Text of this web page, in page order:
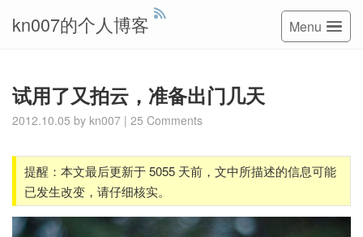
kn007的个人博客 Menu
试用了又拍云，准备出门几天
2012.10.05 by kn007 | 25 Comments
提醒：本文最后更新于 5055 天前，文中所描述的信息可能
已发生改变，请仔细核实。